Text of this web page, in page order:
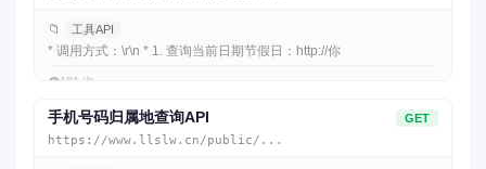
📁 工具API
* 调用方式：\r\n * 1. 查询当前日期节假日：http://你
👁️191 次
手机号码归属地查询API GET
https://www.llslw.cn/public/...